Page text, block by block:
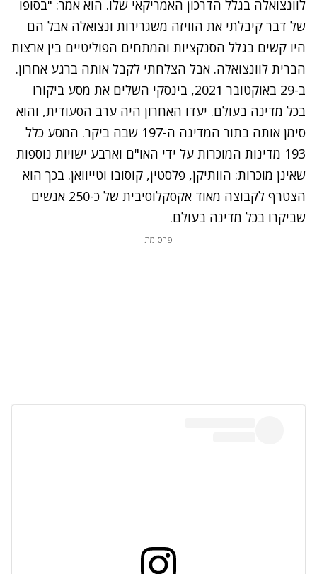
לוונצואלה בגלל הדרכון האמריקאי שלו. הוא אמר: "בסופו
של דבר קיבלתי את הוויזה משגרירות ונצואלה אבל הם
היו קשים בגלל הסנקציות והמתחים הפוליטיים בין ארצות
הברית לוונצואלה. אבל הצלחתי לקבל אותה ברגע אחרון.
ב-29 באוקטובר 2021, בינסקי השלים את מסע ביקורו
בכל מדינה בעולם. יעדו האחרון היה ערב הסעודית, והוא
סימן אותה בתור המדינה ה-197 שבה ביקר. המסע כלל
193 מדינות המוכרות על ידי האו"ם וארבע ישויות נוספות
שאינן מוכרות: הוותיקן, פלסטין, קוסובו וטייוואן. בכך הוא
הצטרף לקבוצה מאוד אקסקלוסיבית של כ-250 אנשים
שביקרו בכל מדינה בעולם.
פרסומת